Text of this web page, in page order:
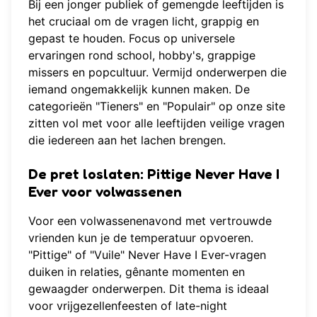
Bij een jonger publiek of gemengde leeftijden is
het cruciaal om de vragen licht, grappig en
gepast te houden. Focus op universele
ervaringen rond school, hobby's, grappige
missers en popcultuur. Vermijd onderwerpen die
iemand ongemakkelijk kunnen maken. De
categorieën "Tieners" en "Populair" op onze site
zitten vol met voor alle leeftijden veilige vragen
die iedereen aan het lachen brengen.
De pret loslaten: Pittige Never Have I
Ever voor volwassenen
Voor een volwassenenavond met vertrouwde
vrienden kun je de temperatuur opvoeren.
"Pittige" of "Vuile" Never Have I Ever-vragen
duiken in relaties, gênante momenten en
gewaagder onderwerpen. Dit thema is ideaal
voor vrijgezellenfeesten of late-night